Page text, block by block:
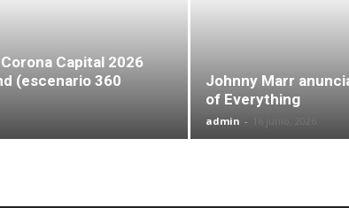
Capital 2026
(escenario 360
Johnny Marr
of Everything
admin -